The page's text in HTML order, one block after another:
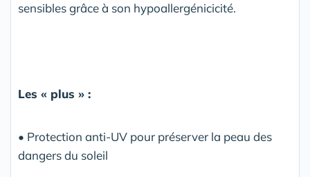
sensibles grâce à son hypoallergénicicité.
Les « plus » :
• Protection anti-UV pour préserver la peau des
dangers du soleil